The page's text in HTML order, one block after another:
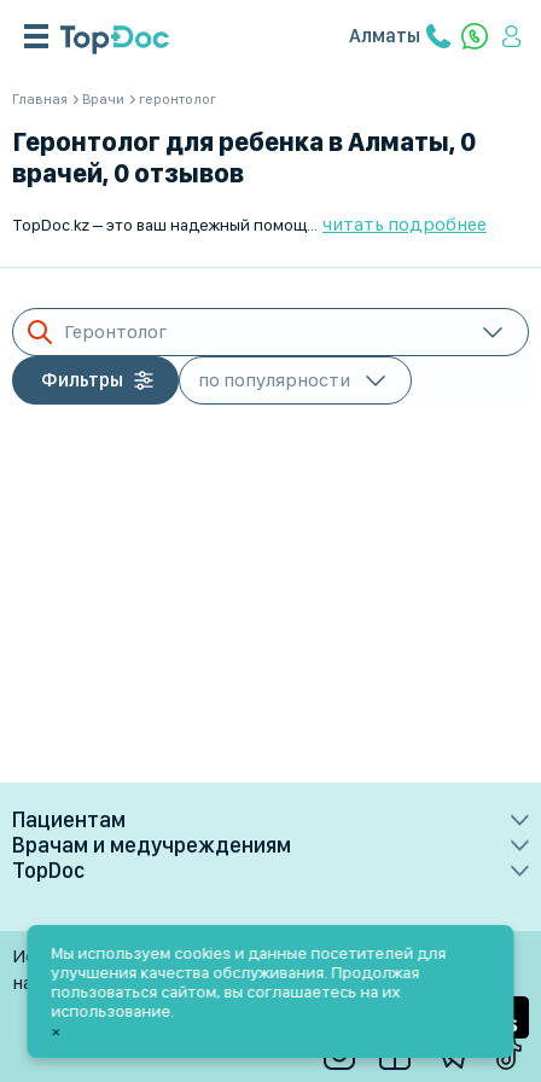
Алматы
Главная Врачи геронтолог
Геронтолог для ребенка в Алматы, 0
врачей, 0 отзывов
читать подробнее
Геронтолог
Фильтры
Пациентам
Врачи
Клиники
Лаборатории
Услуги
Блог
Акции и скидки
Врачам и медучреждениям
Преимущества
Медучреждениям
Врачам
TopDoc
Контакты
Помощь
Использование материалов разрешено только при
наличии активной ссылки на источник
Мы используем cookies и данные посетителей для
улучшения качества обслуживания. Продолжая
пользоваться сайтом, вы соглашаетесь на их
использование.
×